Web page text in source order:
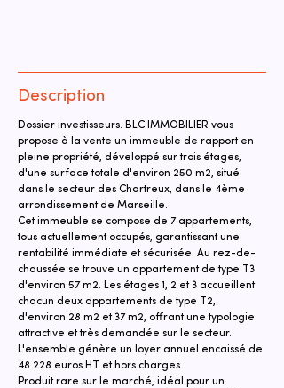
Description
Dossier investisseurs. BLC IMMOBILIER vous
propose à la vente un immeuble de rapport en
pleine propriété, développé sur trois étages,
d'une surface totale d'environ 250 m2, situé
dans le secteur des Chartreux, dans le 4ème
arrondissement de Marseille.
Cet immeuble se compose de 7 appartements,
tous actuellement occupés, garantissant une
rentabilité immédiate et sécurisée. Au rez-de-
chaussée se trouve un appartement de type T3
d'environ 57 m2. Les étages 1, 2 et 3 accueillent
chacun deux appartements de type T2,
d'environ 28 m2 et 37 m2, offrant une typologie
attractive et très demandée sur le secteur.
L'ensemble génère un loyer annuel encaissé de
48 228 euros HT et hors charges.
Produit rare sur le marché, idéal pour un